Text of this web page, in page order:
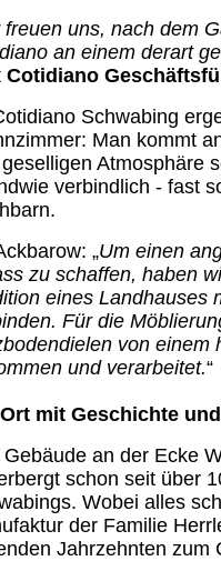
freuen uns, nach dem
an einem derart
Cotidiano
Schwabing
Man kommt
Atmosphäre
verbindlich - fast
„Um einen
zu schaffen, haben
eines Landhauses
Für die
von einem
und verarbeitet.“
mit Geschichte
Gebäude an der Ecke
schon seit über
Wobei alles
der Familie
Jahrzehnten zum